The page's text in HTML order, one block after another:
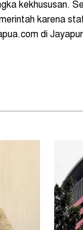
kekhususan.
karena
di